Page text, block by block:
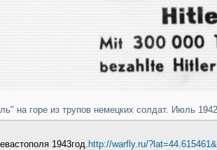
на горе из трупов немецких солдат. Июль
1943год. http://warfly.ru/